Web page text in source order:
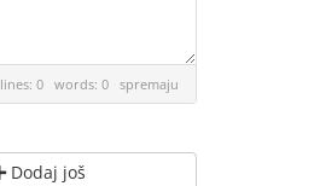
lines: 0 words: 0 spremaju
Dodaj još